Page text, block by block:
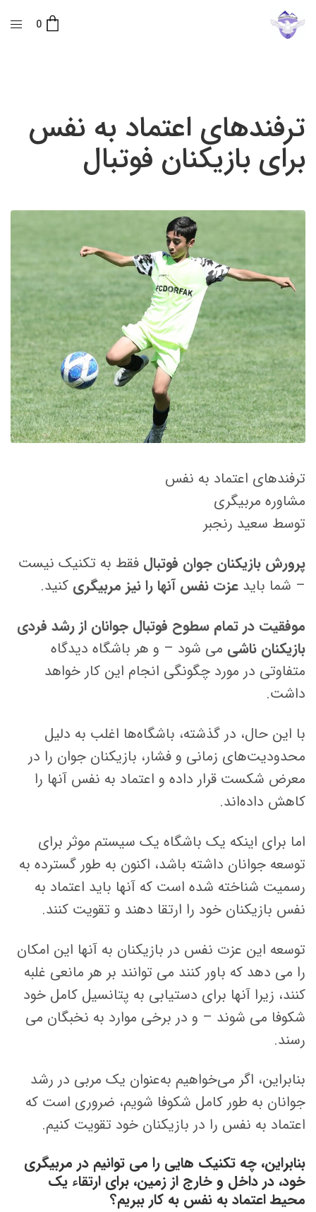
0
ترفندهای اعتماد به نفس
برای بازیکنان فوتبال
ترفندهای اعتماد به نفس
مشاوره مربیگری
توسط سعید رنجبر
پرورش بازیکنان جوان فوتبال فقط به تکنیک نیست
– شما بایدعزت نفس آنها را نیز مربیگری کنید.
موفقیت در تمام سطوح فوتبال جوانان از رشد فردی
بازیکنان ناشی می شود – و هر باشگاه دیدگاه
متفاوتی در مورد چگونگی انجام این کار خواهد
داشت.
با این حال، در گذشته، باشگاه‌ها اغلب به دلیل
محدودیت‌های زمانی و فشار، بازیکنان جوان را در
معرض شکست قرار داده و اعتماد به نفس آنها را
کاهش داده‌اند.
اما برای اینکه یک باشگاه یک سیستم موثر برای
توسعه جوانان داشته باشد، اکنون به طور گسترده به
رسمیت شناخته شده است که آنها باید اعتماد به
نفس بازیکنان خود را ارتقا دهند و تقویت کنند.
توسعه این عزت نفس در بازیکنان به آنها این امکان
را می دهد که باور کنند می توانند بر هر مانعی غلبه
کنند، زیرا آنها برای دستیابی به پتانسیل کامل خود
شکوفا می شوند – و در برخی موارد به نخبگان می
رسند.
بنابراین، اگر می‌خواهیم به‌عنوان یک مربی در رشد
جوانان به طور کامل شکوفا شویم، ضروری است که
اعتماد به نفس را در بازیکنان خود تقویت کنیم.
بنابراین، چه تکنیک هایی را می توانیم در مربیگری
خود، در داخل و خارج از زمین، برای ارتقاء یک
محیط اعتماد به نفس به کار ببریم؟